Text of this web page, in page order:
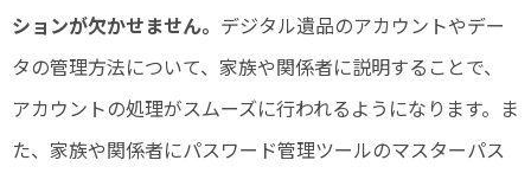
ションが欠かせません。 デジタル遺品のアカウントやデー
タの管理方法について、家族や関係者に説明することで、
アカウントの処理がスムーズに行われるようになります。ま
た、家族や関係者にパスワード管理ツールのマスターパス